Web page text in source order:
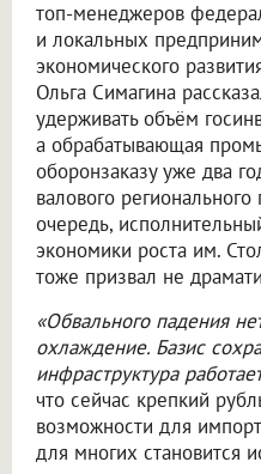
топ-менеджеров
и локальных
экономического
Ольга Симагина
удерживать объём
а обрабатывающая
оборонзаказу уже два
валового
очередь,
экономики роста им.
тоже призвал не
«Обвального падения
охлаждение. Базис
инфраструктура
что сейчас крепкий
возможности для
для многих становится